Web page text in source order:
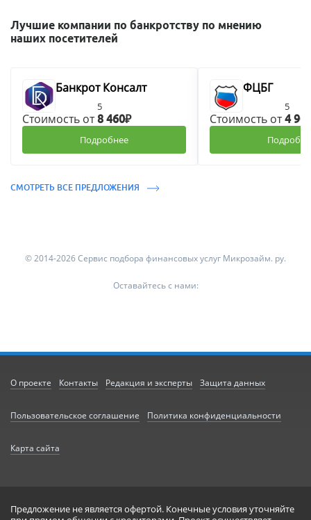
Лучшие компании по банкротству по мнению
наших посетителей
Банкрот Консалт
5
Стоимость от8 460₽
Подробнее
ФЦБГ
5
Стоимость от4
СМОТРЕТЬ ВСЕ ПРЕДЛОЖЕНИЯ
© 2014-2026 Сервис подбора финансовых услуг Микрозайм. ру.
Оставайтесь с нами:
О проекте Контакты Редакция и эксперты Защита данных
Пользовательское соглашение Политика конфиденциальности
Карта сайта
Предложение не является офертой. Конечные условия уточняйте